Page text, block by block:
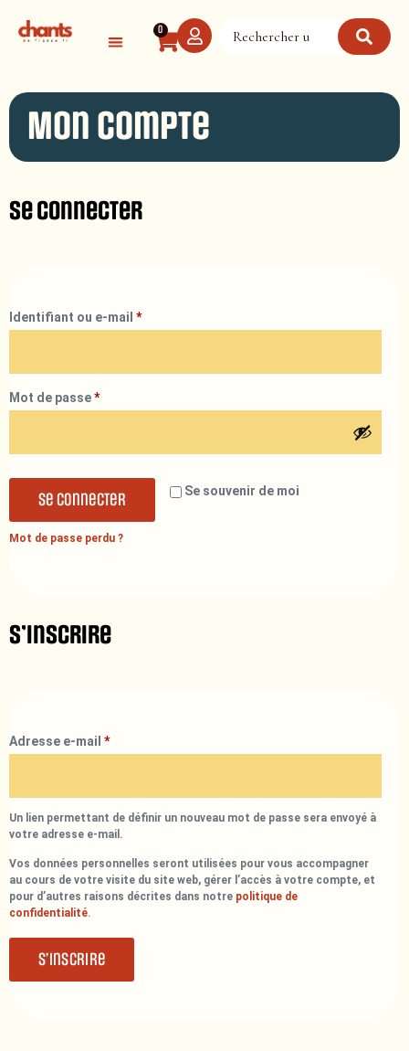
0
Mon compte
Se connecter
Identifiant ou e-mail *
Mot de passe*
Se souvenir de moi
Se connecter
Mot de passe perdu ?
S’inscrire
Adresse e-mail *
Un lien permettant de définir un nouveau mot de passe sera envoyé à
votre adresse e-mail.
Vos données personnelles seront utilisées pour vous accompagner
au cours de votre visite du site web, gérer l’accès à votre compte, et
pour d’autres raisons décrites dans notre politique de
confidentialité.
S’inscrire